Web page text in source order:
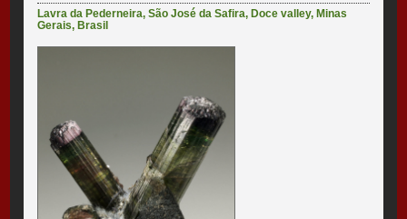
Lavra da Pederneira,São José da Safira,Doce valley,Minas
Gerais,Brasil